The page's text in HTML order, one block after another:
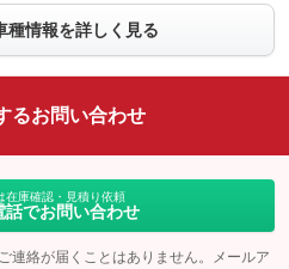
フロントカメラ
：装備あり
：装備あり
ルーフレール
：装備なし
：装備なし
種情報を詳しく見る
るお問い合わせ
在庫確認・見積り依頼
話でお問い合わせ
連絡が届くことはありません。メールア